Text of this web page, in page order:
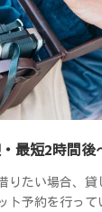
最短2時間後
りたい場合、貸
ト予約を行っ